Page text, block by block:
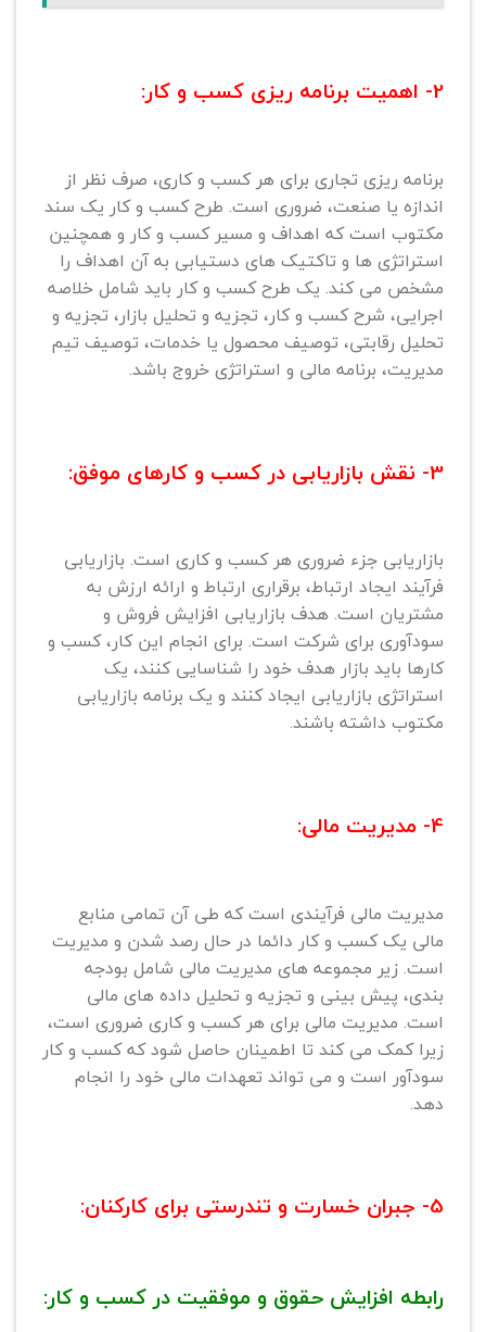
2- اهمیت برنامه ریزی کسب و کار:
برنامه ریزی تجاری برای هر کسب و کاری، صرف نظر از
اندازه یا صنعت، ضروری است. طرح کسب و کار یک سند
مکتوب است که اهداف و مسیر کسب و کار و همچنین
استراتژی ها و تاکتیک های دستیابی به آن اهداف را
مشخص می کند. یک طرح کسب و کار باید شامل خلاصه
اجرایی، شرح کسب و کار، تجزیه و تحلیل بازار، تجزیه و
تحلیل رقابتی، توصیف محصول یا خدمات، توصیف تیم
مدیریت، برنامه مالی و استراتژی خروج باشد.
3- نقش بازاریابی در کسب و کارهای موفق:
بازاریابی جزء ضروری هر کسب و کاری است. بازاریابی
فرآیند ایجاد ارتباط، برقراری ارتباط و ارائه ارزش به
مشتریان است. هدف بازاریابی افزایش فروش و
سودآوری برای شرکت است. برای انجام این کار، کسب و
کارها باید بازار هدف خود را شناسایی کنند، یک
استراتژی بازاریابی ایجاد کنند و یک برنامه بازاریابی
مکتوب داشته باشند.
4- مدیریت مالی:
مدیریت مالی فرآیندی است که طی آن تمامی منابع
مالی یک کسب و کار دائما در حال رصد شدن و مدیریت
است. زیر مجموعه های مدیریت مالی شامل بودجه
بندی، پیش بینی و تجزیه و تحلیل داده های مالی
است. مدیریت مالی برای هر کسب و کاری ضروری است،
زیرا کمک می کند تا اطمینان حاصل شود که کسب و کار
سودآور است و می تواند تعهدات مالی خود را انجام
دهد.
5- جبران خسارت و تندرستی برای کارکنان:
رابطه افزایش حقوق و موفقیت در کسب و کار: